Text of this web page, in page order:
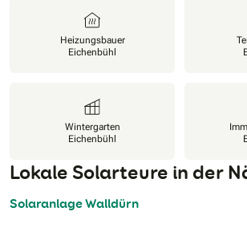
Heizungsbauer
Eichenbühl
Wintergarten
Eichenbühl
Lokale Solarteure in der
Solaranlage Walldürn